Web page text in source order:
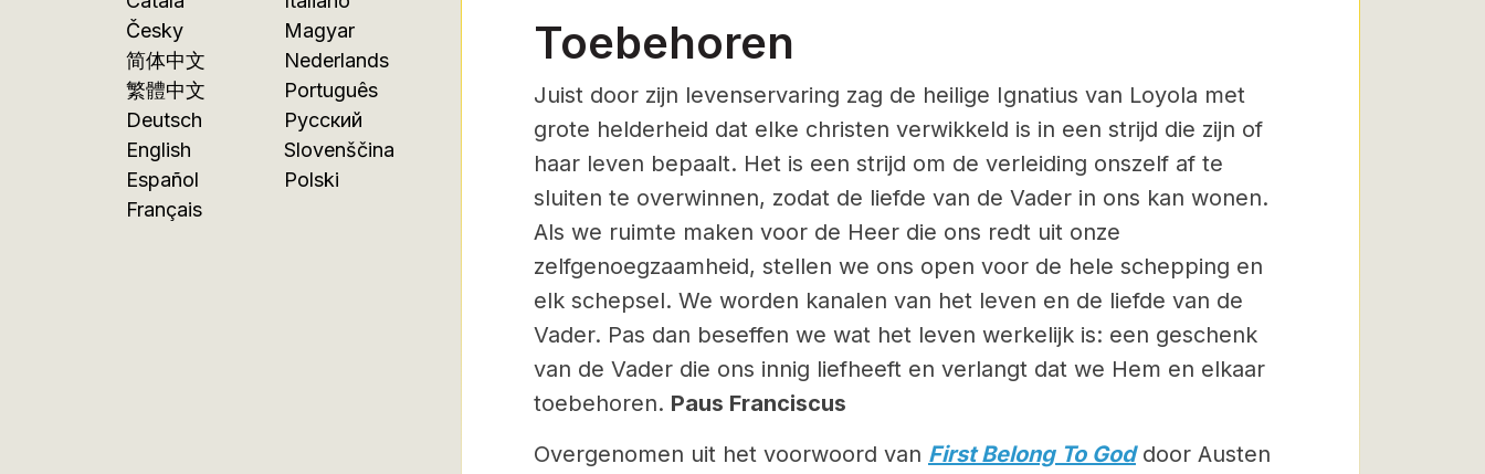
Česky
简体中文
繁體中文
Deutsch
English
Español
Français
Magyar
Nederlands
Português
Русский
Slovenščina
Polski
Toebehoren
Juist door zijn levenservaring zag de heilige Ignatius van Loyola met
grote helderheid dat elke christen verwikkeld is in een strijd die zijn of
haar leven bepaalt. Het is een strijd om de verleiding onszelf af te
sluiten te overwinnen, zodat de liefde van de Vader in ons kan wonen.
Als we ruimte maken voor de Heer die ons redt uit onze
zelfgenoegzaamheid, stellen we ons open voor de hele schepping en
elk schepsel. We worden kanalen van het leven en de liefde van de
Vader. Pas dan beseffen we wat het leven werkelijk is: een geschenk
van de Vader die ons innig liefheeft en verlangt dat we Hem en elkaar
toebehoren. Paus Franciscus
Overgenomen uit het voorwoord van First Belong To Goddoor Austen